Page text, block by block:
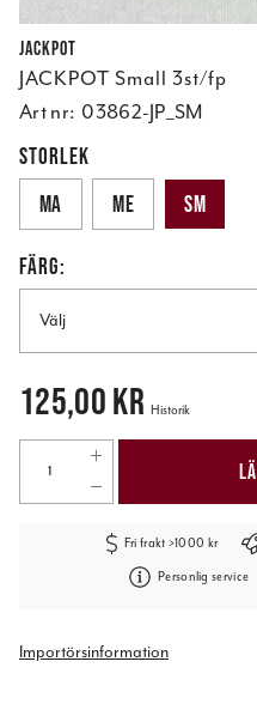
Jackpot
JACKPOT Small 3st/fp
Art nr: 03862-JP_SM
STORLEK
MA
ME SM
FÄRG:
Välj
Pris:125,00 kr
125,00 kr Historik
Fri frakt >1000 kr
Personlig service
Importörsinformation